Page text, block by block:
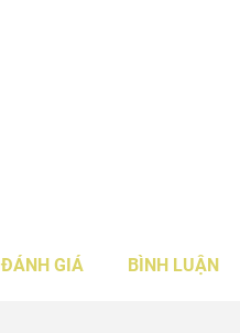
ĐÁNH GIÁ BÌNH LUẬN